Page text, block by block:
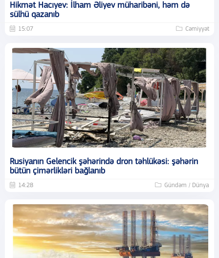
Hikmət Hacıyev: İlham Əliyev müharibəni, həm də
sülhü qazanıb
15:07 Cəmiyyət
Rusiyanın Gelencik şəhərində dron təhlükəsi: şəhərin
bütün çimərlikləri bağlanıb
14:28 Gündəm / Dünya